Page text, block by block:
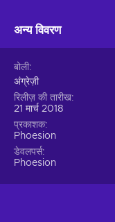
अन्य विवरण
बोली
अंग्रेज़ी
रिलीज़ की तारीख
21 मार्च 2018
प्रकाशक
Phoesion
डेवलपर्स
Phoesion